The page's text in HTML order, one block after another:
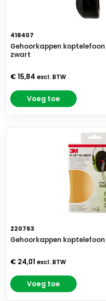
418407
Gehoorkappen
zwart
€ 15,84 excl. BTW
Voeg toe
220763
Gehoorkappen
€ 24,01 excl. BTW
Voeg toe